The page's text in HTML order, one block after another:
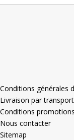
Conditions générales
Livraison par
Conditions
Nous contacter
Sitemap